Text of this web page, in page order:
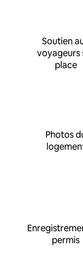
Soutien
voyageurs
place
Photos
permis